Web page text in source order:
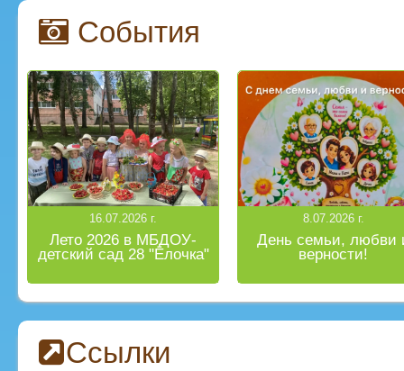
События
16.07.2026 г.
Лето 2026 в МБДОУ-
детский сад 28 "Ёлочка"
8.07.2026 г.
День семьи, любви
верности!
Ссылки